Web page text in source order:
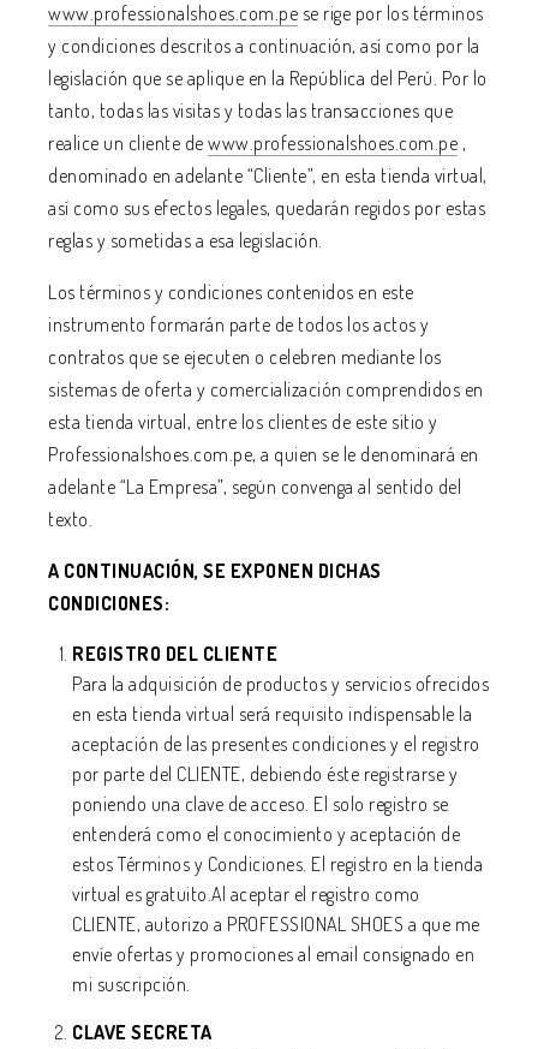
www.professionalshoes.com.pe se rige por los términos
y condiciones descritos a continuación, así como por la
legislación que se aplique en la República del Perú. Por lo
tanto, todas las visitas y todas las transacciones que
realice un cliente de www.professionalshoes.com.pe ,
denominado en adelante “Cliente”, en esta tienda virtual,
así como sus efectos legales, quedarán regidos por estas
reglas y sometidas a esa legislación.
Los términos y condiciones contenidos en este
instrumento formarán parte de todos los actos y
contratos que se ejecuten o celebren mediante los
sistemas de oferta y comercialización comprendidos en
esta tienda virtual, entre los clientes de este sitio y
Professionalshoes.com.pe, a quien se le denominará en
adelante “La Empresa”, según convenga al sentido del
texto.
A CONTINUACIÓN, SE EXPONEN DICHAS
CONDICIONES:
REGISTRO DEL CLIENTE
Para la adquisición de productos y servicios ofrecidos
en esta tienda virtual será requisito indispensable la
aceptación de las presentes condiciones y el registro
por parte del CLIENTE, debiendo éste registrarse y
poniendo una clave de acceso. El solo registro se
entenderá como el conocimiento y aceptación de
estos Términos y Condiciones. El registro en la tienda
virtual es gratuito.Al aceptar el registro como
CLIENTE, autorizo a PROFESSIONAL SHOES a que me
envíe ofertas y promociones al email consignado en
mi suscripción.
CLAVE SECRETA